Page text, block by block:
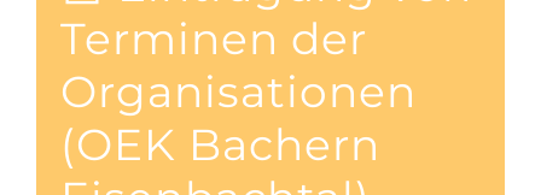
Terminen der
Organisationen
(OEK Bachern